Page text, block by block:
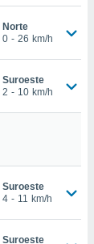
Norte
0 - 26 km/h
Suroeste
2 - 10 km/h
Suroeste
4 - 11 km/h
Suroeste